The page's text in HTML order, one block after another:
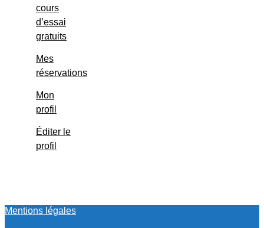
cours
d’essai
gratuits
Mes
réservations
Mon
profil
Éditer le
profil
Mentions légales